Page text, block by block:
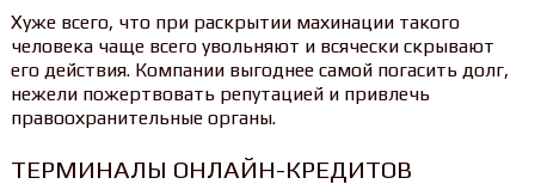
Хуже всего, что при раскрытии махинации такого
человека чаще всего увольняют и всячески скрывают
его действия. Компании выгоднее самой погасить долг,
нежели пожертвовать репутацией и привлечь
правоохранительные органы.
ТЕРМИНАЛЫ ОНЛАЙН-КРЕДИТОВ